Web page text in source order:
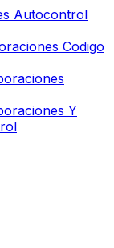
Autocontrol
Codigo
Y